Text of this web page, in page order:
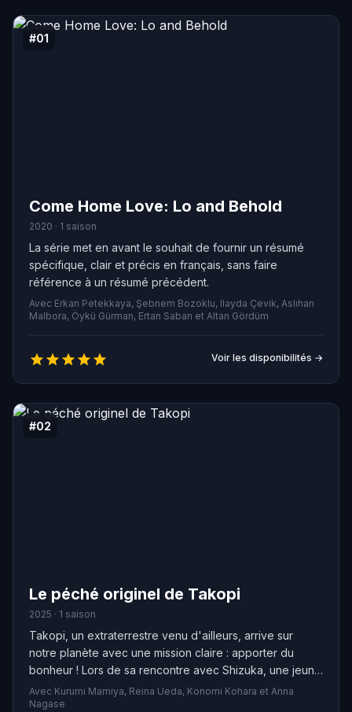
#01
Come Home Love: Lo and Behold
2020 · 1 saison
La série met en avant le souhait de fournir un résumé
spécifique, clair et précis en français, sans faire
référence à un résumé précédent.
Avec Erkan Petekkaya, Şebnem Bozoklu, Ilayda Çevik, Aslıhan
Malbora, Öykü Gürman, Ertan Saban et Altan Gördüm
Voir les disponibilités →
#02
Le péché originel de Takopi
2025 · 1 saison
Takopi, un extraterrestre venu d'ailleurs, arrive sur
notre planète avec une mission claire : apporter du
bonheur ! Lors de sa rencontre avec Shizuka, une jeune
élève au visage tristement mélancolique, il décide de
tout faire pour illuminer sa vie à l'aide de ses "gadgets
Avec Kurumi Mamiya, Reina Ueda, Konomi Kohara et Anna
Nagase